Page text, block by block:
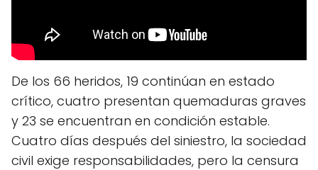
De los 66 heridos, 19 continúan en estado
crítico, cuatro presentan quemaduras graves
y 23 se encuentran en condición estable.
Cuatro días después del siniestro, la sociedad
civil exige responsabilidades, pero la censura